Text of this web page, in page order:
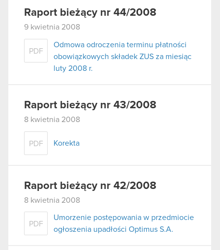
Raport bieżący nr 44/2008
9 kwietnia 2008
PDF
Odmowa odroczenia terminu płatności
obowiązkowych składek ZUS za miesiąc
luty 2008 r.
Raport bieżący nr 43/2008
8 kwietnia 2008
PDF Korekta
Raport bieżący nr 42/2008
8 kwietnia 2008
PDF
Umorzenie postępowania w przedmiocie
ogłoszenia upadłości Optimus S.A.